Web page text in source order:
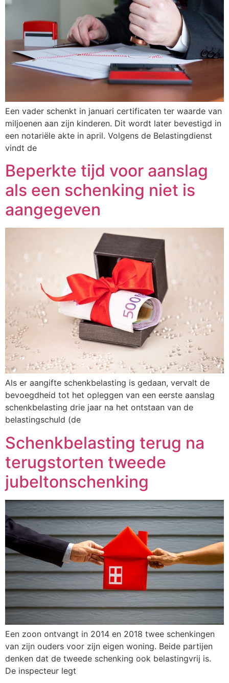
Een vader schenkt in januari certificaten ter waarde van
miljoenen aan zijn kinderen. Dit wordt later bevestigd in
een notariële akte in april. Volgens de Belastingdienst
vindt de
Beperkte tijd voor aanslag
als een schenking niet is
aangegeven
Als er aangifte schenkbelasting is gedaan, vervalt de
bevoegdheid tot het opleggen van een eerste aanslag
schenkbelasting drie jaar na het ontstaan van de
belastingschuld (de
Schenkbelasting terug na
terugstorten tweede
jubeltonschenking
Een zoon ontvangt in 2014 en 2018 twee schenkingen
van zijn ouders voor zijn eigen woning. Beide partijen
denken dat de tweede schenking ook belastingvrij is.
De inspecteur legt